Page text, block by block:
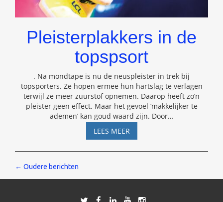
Pleisterplakkers in de
topspsort
. Na mondtape is nu de neuspleister in trek bij
topsporters. Ze hopen ermee hun hartslag te verlagen
terwijl ze meer zuurstof opnemen. Daarop heeft zo’n
pleister geen effect. Maar het gevoel ‘makkelijker te
ademen’ kan goud waard zijn. Door…
LEES MEERPLEISTERPLAKKERS
IN
DE
Berichten
← Oudere berichten